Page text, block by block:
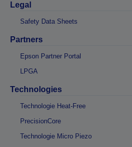
Legal
Safety Data Sheets
Partners
Epson Partner Portal
LPGA
Technologies
Technologie Heat-Free
PrecisionCore
Technologie Micro Piezo